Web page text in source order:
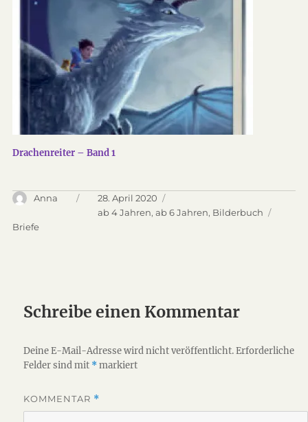
Drachenreiter – Band 1
Autor
Anna
Veröffentlicht
am
28. April 2020
Kategorien
ab 4 Jahren, ab 6 Jahren, Bilderbuch
Schlagwörter
Briefe
Schreibe einen Kommentar
Deine E-Mail-Adresse wird nicht veröffentlicht. Erforderliche
Felder sind mit *markiert
KOMMENTAR *